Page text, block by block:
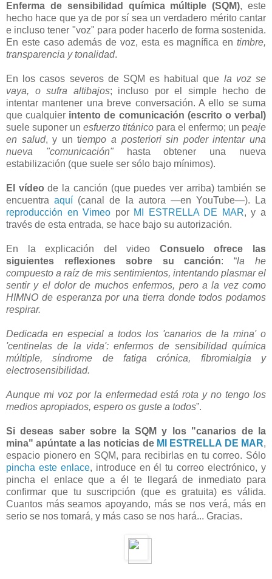
Enferma de sensibilidad química múltiple (SQM), este
hecho hace que ya de por sí sea un verdadero mérito cantar
e incluso tener "voz" para poder hacerlo de forma sostenida.
En este caso además de voz, esta es magnífica en timbre,
transparencia y tonalidad.
En los casos severos de SQM es habitual que la voz se
vaya, o sufra altibajos; incluso por el simple hecho de
intentar mantener una breve conversación. A ello se suma
que cualquier intento de comunicación (escrito o verbal)
suele suponer un esfuerzo titánico para el enfermo; un peaje
en salud, y un tiempo a posteriori sin poder intentar una
nueva "comunicación"hasta obtener una nueva
estabilización (que suele ser sólo bajo mínimos).
El vídeo de la canción (que puedes ver arriba) también se
encuentraaquí (canal de la autora —en YouTube—). La
reproducción en Vimeo por MI ESTRELLA DE MAR, y a
través de esta entrada, se hace bajo su autorización.
En la explicación del video Consuelo ofrece las
siguientes reflexiones sobre su canción: “la he
compuesto a raíz de mis sentimientos, intentando plasmar el
sentir y el dolor de muchos enfermos, pero a la vez como
HIMNO de esperanza por una tierra donde todos podamos
respirar.
Dedicada en especial a todos los 'canarios de la mina' o
'centinelas de la vida': enfermos de sensibilidad química
múltiple, síndrome de fatiga crónica, fibromialgia y
electrosensibilidad.
Aunque mi voz por la enfermedad está rota y no tengo los
medios apropiados, espero os guste a todos”.
Si deseas saber sobre la SQM y los "canarios de la
mina" apúntate a las noticias de MI ESTRELLA DE MAR,
espacio pionero en SQM, para recibirlas en tu correo. Sólo
pincha este enlace, introduce en él tu correo electrónico, y
pincha el enlace que a él te llegará de inmediato para
confirmar que tu suscripción (que es gratuita) es válida.
Cuantos más seamos apoyando, más se nos verá, más en
serio se nos tomará, y más caso se nos hará... Gracias.